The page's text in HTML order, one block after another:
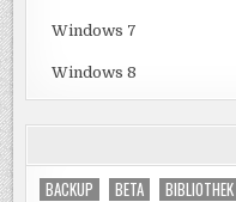
Windows 7
Windows 8
BACKUP BETA BIBLIOTHEK